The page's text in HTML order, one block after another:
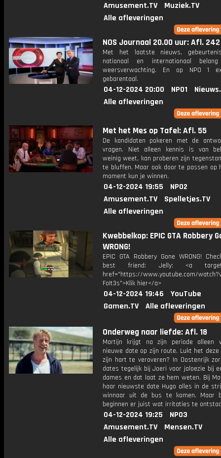
Amusement.TV
Muziek.TV
Alle afleveringen
NOS Journaal 20.00 uur: Afl. 242
Met het laatste nieuws,
nationaal en internationaal
weersverwachting. En op NPO 1
gebarentaal.
04-12-2024 20:00 NPO1
Alle afleveringen
Met het Mes op Tafel: Afl. 55
De kandidaten pokeren met de
vragen. Niet alleen kennis is van
weinig weet, kan proberen zijn
te bluffen. Maar ook door te passen op
moment kun je winnen.
04-12-2024 19:55
NPO2
Amusement.TV
Spelletjes.TV
Alle afleveringen
Kwebbelkop: EPIC GTA Robbery
WRONG!
EPIC GTA Robbery Gone WRONG!
best friend: Jelly: <a
href="https://www.youtube.com/
FoIt3s">Klik hier</a>
04-12-2024 19:46
YouTube
Gamen.TV
Alle afleveringen
Onderweg naar liefde: Afl. 18
Martijn krijgt na zijn periode alleen
nieuwe date op zijn route. Lukt het deze
zijn hart te veroveren? In Oostenrijk
dates tegelijk bij Joeri voor jaloezie bij
dames en dat laat ze hem weten. Bij
haar nieuwste date Hugo alles in de
winnaar uit de bus te komen. Maar
beginnen er juist wat irritaties te
04-12-2024 19:25
NPO3
Amusement.TV
Mensen.TV
Alle afleveringen